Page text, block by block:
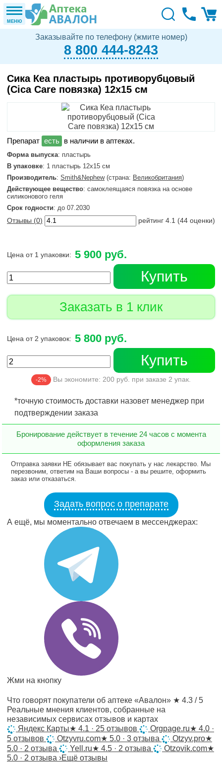
МЕНЮ
Заказывайте по телефону (жмите номер)
8 800 444-8243
Сика Кеа пластырь противорубцовый
(Cica Care повязка) 12х15 см
в наличии в аптеках.
Форма выпуска: пластырь
В упаковке: 1 пластырь 12х15 см
Производитель: Smith&Nephew(страна: Великобритания)
Действующее вещество: самоклеящаяся повязка на основе
силиконового геля
Срок годности: до 07.2030
Отзывы (0) рейтинг 4.1 (44 оценки)
Цена от 1 упаковки: 5 900 руб.
Купить
Заказать в 1 клик
Цена от 2 упаковок: 5 800 руб.
Купить
-2% Вы экономите: 200 руб. при заказе 2 упак.
*точную стоимость доставки назовет менеджер при
подтверждении заказа
Бронирование действует в течение 24 часов с момента
оформления заказа
Отправка заявки НЕ обязывает вас покупать у нас лекарство. Мы
перезвоним, ответим на Ваши вопросы - а вы решите, оформить
заказ или отказаться.
Задать вопрос о препарате
А ещё, мы моментально отвечаем в мессенджерах:
Жми на кнопку
Что говорят покупатели об аптеке «Авалон» ★ 4.3 / 5
Реальные мнения клиентов, собранные на
независимых сервисах отзывов и картах
Яндекс Карты★ 4.1 · 25 отзывов Orgpage.ru★ 4.0 ·
5 отзывов
Otzyvru.com★ 5.0 · 3 отзыва Otzyv.pro★
5.0 · 2 отзыва
Yell.ru★ 4.5 · 2 отзыва Otzovik.com★
5.0 · 2 отзыва ›Ещё отзывы